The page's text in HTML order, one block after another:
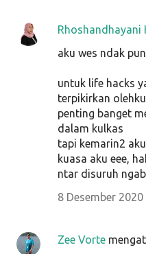
Rhoshandhayani
aku wes ndak
untuk life hacks
terpikirkan olehku
penting banget
dalam kulkas
tapi kemarin2
kuasa aku eee,
ntar disuruh
8 Desember
Zee Vorte